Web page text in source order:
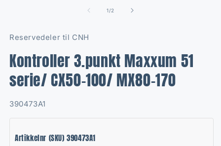
1/of
2
Reservedeler til CNH
Kontroller 3.punkt Maxxum 51
serie/ CX50-100/ MX80-170
SKU:
390473A1
Artikkelnr (SKU) 390473A1